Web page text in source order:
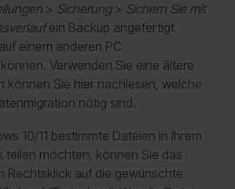
> Sicherung> Sichern Sie mit
ein Backup angefertigt
einem anderen PC
Verwenden Sie eine ältere
können Sie hier nachlesen, welche
nötig sind.
10/11 bestimmte Dateien in Ihrem
teilen möchten, können Sie das
Rechtsklick auf die gewünschte